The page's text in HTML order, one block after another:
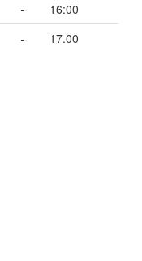
-
16:00
- 17.00